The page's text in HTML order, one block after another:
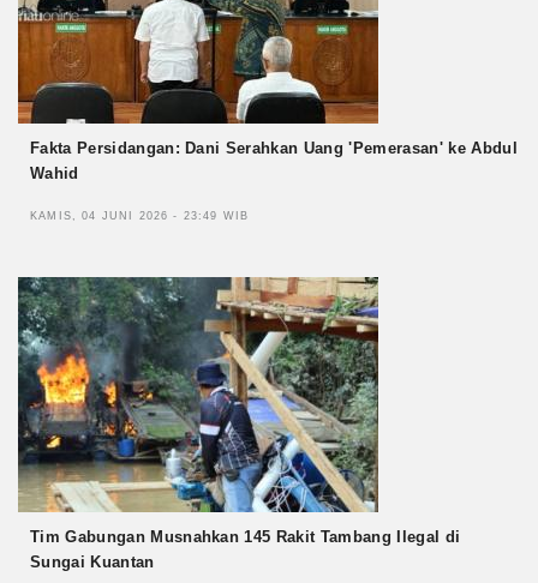
Fakta Persidangan: Dani Serahkan Uang 'Pemerasan' ke Abdul
Wahid
KAMIS, 04 JUNI 2026 - 23:49 WIB
Tim Gabungan Musnahkan 145 Rakit Tambang Ilegal di
Sungai Kuantan